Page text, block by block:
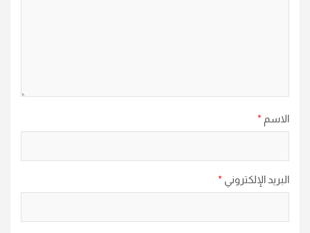
الاسم *
البريد الإلكتروني *